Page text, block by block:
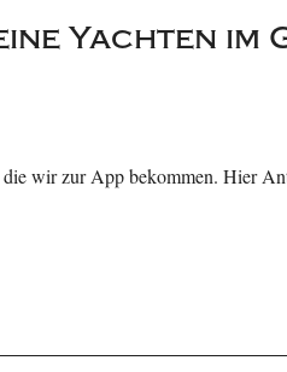
Yachten im
wir zur App bekommen. Hier